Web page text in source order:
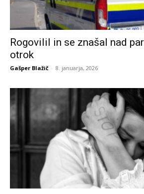
Rogovilil in se znašal nad
otrok
Gašper Blažič - 8. januarja, 2026